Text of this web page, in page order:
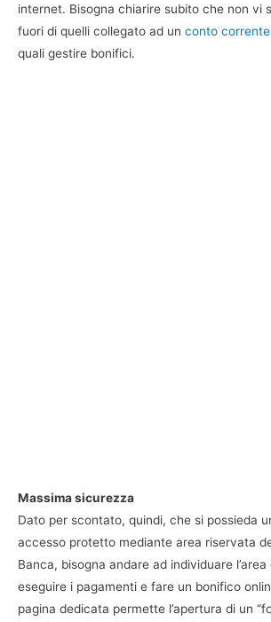
internet. Bisogna chiarire subito che non vi
fuori di quelli collegato ad un conto
quali gestire bonifici.
Massima sicurezza
Dato per scontato, quindi, che si possieda
accesso protetto mediante area riservata
Banca, bisogna andare ad individuare
eseguire i pagamenti e fare un bonifico
pagina dedicata permette l’apertura di un